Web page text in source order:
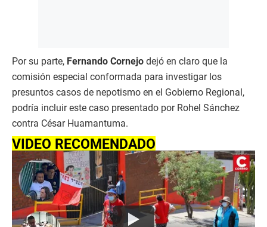
Por su parte, Fernando Cornejo dejó en claro que la
comisión especial conformada para investigar los
presuntos casos de nepotismo en el Gobierno Regional,
podría incluir este caso presentado por Rohel Sánchez
contra César Huamantuma.
VIDEO RECOMENDADO